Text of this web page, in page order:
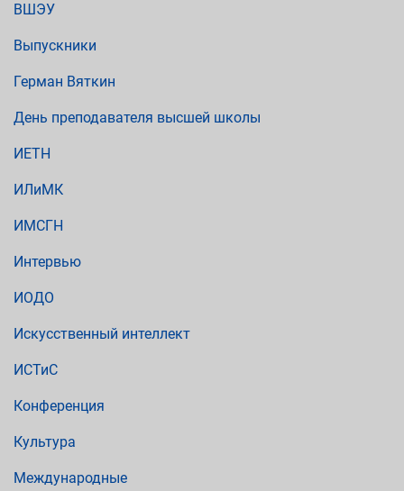
ВШЭУ
Выпускники
Герман Вяткин
День преподавателя высшей школы
ИЕТН
ИЛиМК
ИМСГН
Интервью
ИОДО
Искусственный интеллект
ИСТиС
Конференция
Культура
Международные